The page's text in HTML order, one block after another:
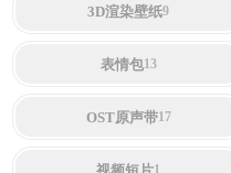
3D渲染壁纸9
表情包13
OST原声带17
视频短片1